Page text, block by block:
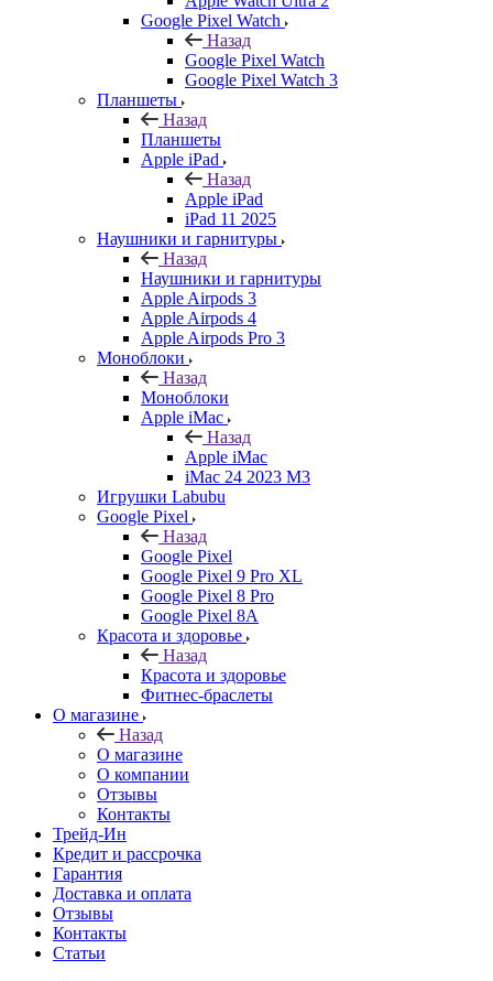
Google Pixel Watch
Назад
Google Pixel Watch
Google Pixel Watch 3
Планшеты
Назад
Планшеты
Apple iPad
Назад
Apple iPad
iPad 11 2025
Наушники и гарнитуры
Назад
Наушники и гарнитуры
Apple Airpods 3
Apple Airpods 4
Apple Airpods Pro 3
Моноблоки
Назад
Моноблоки
Apple iMac
Назад
Apple iMac
iMac 24 2023 M3
Игрушки Labubu
Google Pixel
Назад
Google Pixel
Google Pixel 9 Pro XL
Google Pixel 8 Pro
Google Pixel 8A
Красота и здоровье
Назад
Красота и здоровье
Фитнес-браслеты
О магазине
Назад
О магазине
О компании
Отзывы
Контакты
Трейд-Ин
Кредит и рассрочка
Гарантия
Доставка и оплата
Отзывы
Контакты
Статьи